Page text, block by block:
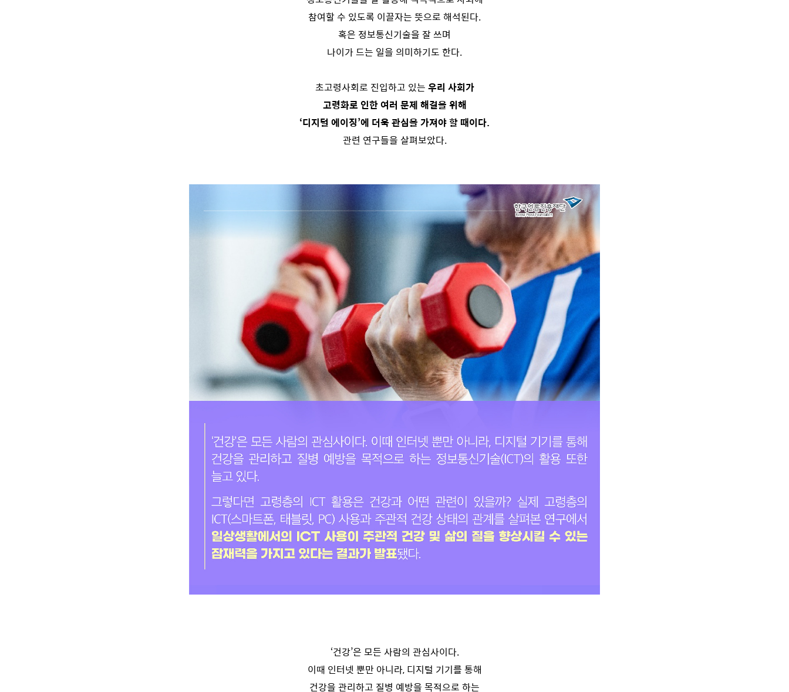
참여할 수 있도록 이끌자는 뜻으로 해석된다.
혹은 정보통신기술을 잘 쓰며
나이가 드는 일을 의미하기도 한다.
초고령사회로 진입하고 있는 우리 사회가
고령화로 인한 여러 문제 해결을 위해
‘디지털 에이징’에 더욱 관심을 가져야 할 때이다.
관련 연구들을 살펴보았다.
‘건강’은 모든 사람의 관심사이다.
이때 인터넷 뿐만 아니라, 디지털 기기를 통해
건강을 관리하고 질병 예방을 목적으로 하는